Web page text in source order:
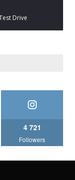
Drive
facelift (S 580
AutoBlog.MD
4 721
Followers